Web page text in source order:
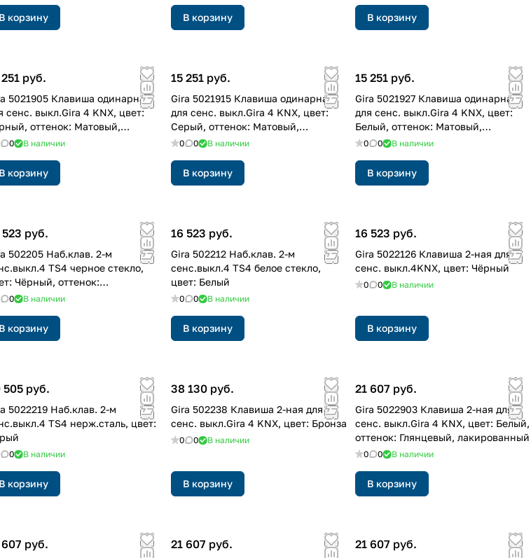
В корзину В корзину В корзину
руб.
5021905 Клавиша одинарная
сенс. выкл.Gira 4 KNX, цвет:
оттенок: Матовый,
0 В наличии
В корзину
15 251 руб.
Gira 5021915 Клавиша одинарная
для сенс. выкл.Gira 4 KNX, цвет:
Серый, оттенок: Матовый,
лакированный
0 0 В наличии
В корзину
15 251 руб.
Gira 5021927 Клавиша одинарная
для сенс. выкл.Gira 4 KNX, цвет:
Белый, оттенок: Матовый,
лакированный
0 0 В наличии
В корзину
523 руб.
502205 Hаб.клав. 2-м
TS4 черное стекло,
Чёрный, оттенок:
0 В наличии
В корзину
16 523 руб.
Gira 502212 Hаб.клав. 2-м
сенс.выкл.4 TS4 белое стекло,
цвет: Белый
0 0 В наличии
В корзину
16 523 руб.
Gira 5022126 Клавиша 2-ная для
сенс. выкл.4KNX, цвет: Чёрный
0 0 В наличии
В корзину
505 руб.
5022219 Hаб.клав. 2-м
TS4 нерж.сталь, цвет:
0 В наличии
В корзину
38 130 руб.
Gira 502238 Клавиша 2-ная для
сенс. выкл.Gira 4 KNX, цвет: Бронза
0 0 В наличии
В корзину
21 607 руб.
Gira 5022903 Клавиша 2-ная для
сенс. выкл.Gira 4 KNX, цвет: Белый,
оттенок: Глянцевый, лакированный
0 0 В наличии
В корзину
607 руб. 21 607 руб. 21 607 руб.